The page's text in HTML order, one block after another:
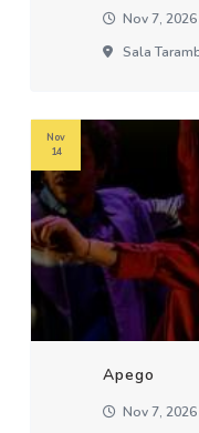
Nov 7,
Sala
Apego
Nov 7,
Nov
14